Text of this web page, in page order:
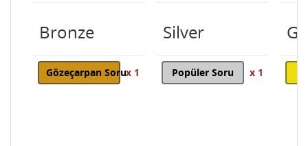
Bronze
Gözeçarpan Sorux 1
Silver
Popüler Soru x 1